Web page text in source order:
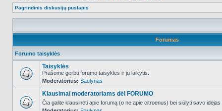
Pagrindinis diskusijų puslapis
Forumas
Forumo taisyklės
NO_UNREAD_POSTS
Taisyklės
Prašome gerbti forumo taisykles ir jų laikytis.
Moderatorius: Saulynas
Klausimai moderatoriams dėl FORUMO
Čia galite klausinėti apie forumą (o ne apie citroenus) bei siūlyti savo